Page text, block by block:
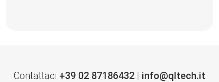
Contattaci +39 02 87186432 | info@qltech.it